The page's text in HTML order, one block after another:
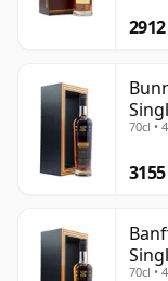
70cl •
70cl •